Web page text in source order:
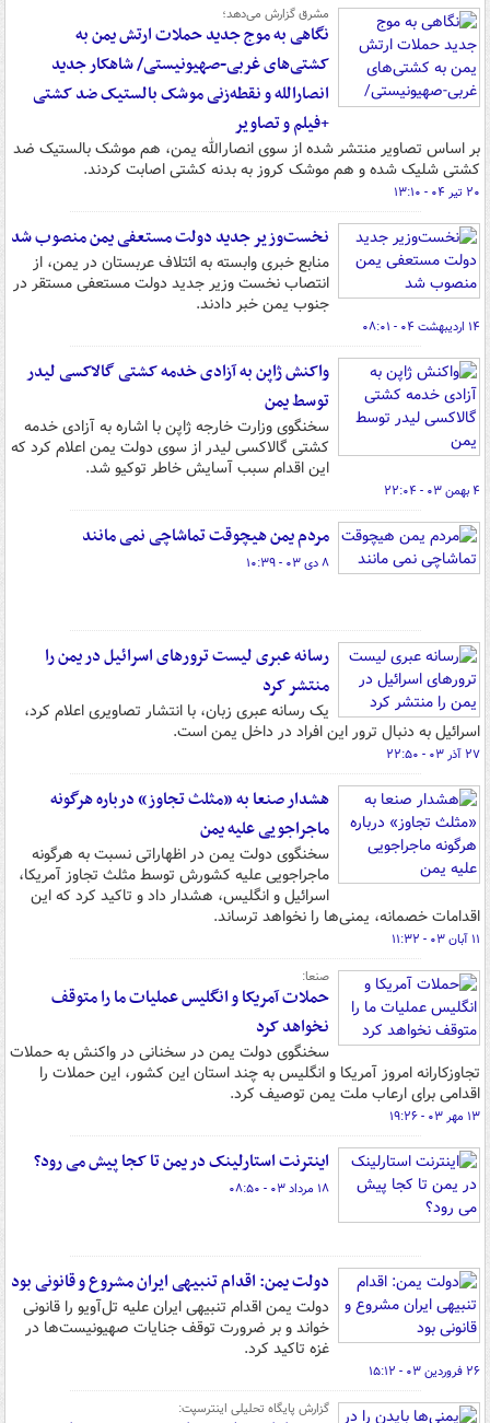
مشرق گزارش می‌دهد؛
نگاهی به موج جدید حملات ارتش یمن به
کشتی‌های غربی-صهیونیستی/ شاهکار جدید
انصارالله و نقطه‌زنی موشک بالستیک ضد کشتی
+فیلم و تصاویر
بر اساس تصاویر منتشر شده از سوی انصارالله یمن، هم موشک بالستیک ضد
کشتی شلیک شده و هم موشک کروز به بدنه کشتی اصابت کردند.
۲۰ تیر ۰۴ - ۱۳:۱۰
نخست‌وزیر جدید دولت مستعفی یمن منصوب شد
منابع خبری وابسته به ائتلاف عربستان در یمن، از
انتصاب نخست وزیر جدید دولت مستعفی مستقر در
جنوب یمن خبر دادند.
۱۴ اردیبهشت ۰۴ - ۰۸:۰۱
واکنش ژاپن به آزادی خدمه کشتی گالاکسی لیدر
توسط یمن
سخنگوی وزارت خارجه ژاپن با اشاره به آزادی خدمه
کشتی گالاکسی لیدر از سوی دولت یمن اعلام کرد که
این اقدام سبب آسایش خاطر توکیو شد.
۴ بهمن ۰۳ - ۲۲:۰۴
مردم یمن هیچوقت تماشاچی نمی مانند
۸ دی ۰۳ - ۱۰:۳۹
رسانه عبری لیست ترورهای اسرائیل در یمن را
منتشر کرد
یک رسانه عبری زبان، با انتشار تصاویری اعلام کرد،
اسرائیل به دنبال ترور این افراد در داخل یمن است.
۲۷ آذر ۰۳ - ۲۲:۵۰
هشدار صنعا به «مثلث تجاوز» درباره هرگونه
ماجراجویی علیه یمن
سخنگوی دولت یمن در اظهاراتی نسبت به هرگونه
ماجراجویی علیه کشورش توسط مثلث تجاوز آمریکا،
اسرائیل و انگلیس، هشدار داد و تاکید کرد که این
اقدامات خصمانه، یمنی‌ها را نخواهد ترساند.
۱۱ آبان ۰۳ - ۱۱:۳۲
صنعا:
حملات آمریکا و انگلیس عملیات ما را متوقف
نخواهد کرد
سخنگوی دولت یمن در سخنانی در واکنش به حملات
تجاوزکارانه امروز آمریکا و انگلیس به چند استان این کشور، این حملات را
اقدامی برای ارعاب ملت یمن توصیف کرد.
۱۳ مهر ۰۳ - ۱۹:۲۶
اینترنت استارلینک در یمن تا کجا پیش می رود؟
۱۸ مرداد ۰۳ - ۰۸:۵۰
دولت یمن: اقدام تنبیهی ایران مشروع و قانونی بود
دولت یمن اقدام تنبیهی ایران علیه تل‌آویو را قانونی
خواند و بر ضرورت توقف جنایات صهیونیست‌ها در
غزه تاکید کرد.
۲۶ فروردین ۰۳ - ۱۵:۱۲
گزارش پایگاه تحلیلی اینترسپت: